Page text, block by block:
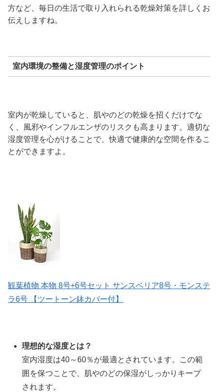
方など、毎日の生活で取り入れられる乾燥対策を詳しくお
伝えしますね。
室内環境の整備と湿度管理のポイント
室内が乾燥していると、肌やのどの乾燥を招くだけでな
く、風邪やインフルエンザのリスクも高まります。適切な
湿度管理を心がけることで、快適で健康的な空間を作るこ
とができますよ。
観葉植物 本物 8号+6号セット サンスベリア8号・モンステ
ラ6号 【ツートーン鉢カバー付】
理想的な湿度とは？
室内湿度は40～60％が最適とされています。この範
囲を保つことで、肌やのどの保湿がしっかりキープ
されます。